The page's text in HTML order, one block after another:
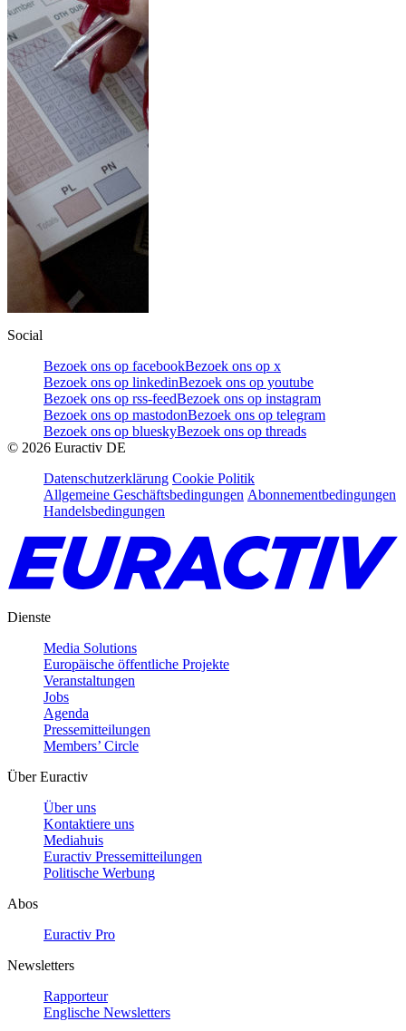
Social
Bezoek ons op facebookBezoek ons op x
Bezoek ons op linkedinBezoek ons op youtube
Bezoek ons op rss-feedBezoek ons op instagram
Bezoek ons op mastodonBezoek ons op telegram
Bezoek ons op blueskyBezoek ons op threads
© 2026 Euractiv DE
Datenschutzerklärung Cookie Politik
Allgemeine Geschäftsbedingungen Abonnementbedingungen
Handelsbedingungen
Dienste
Media Solutions
Europäische öffentliche Projekte
Veranstaltungen
Jobs
Agenda
Pressemitteilungen
Members’ Circle
Über Euractiv
Über uns
Kontaktiere uns
Mediahuis
Euractiv Pressemitteilungen
Politische Werbung
Abos
Euractiv Pro
Newsletters
Rapporteur
Englische Newsletters